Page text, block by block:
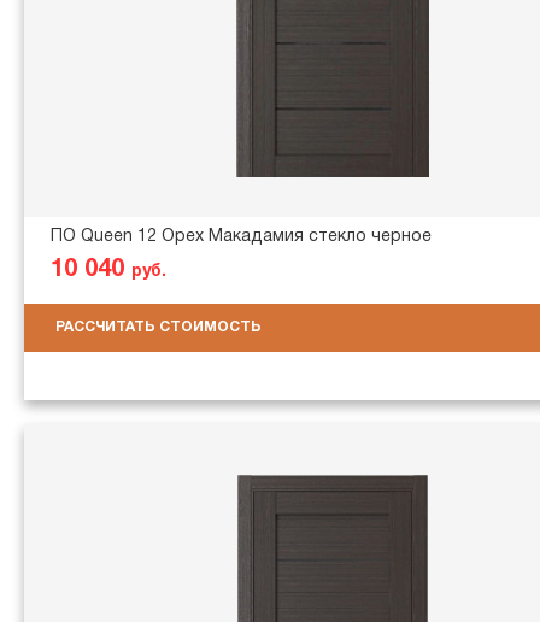
ПО Queen 12 Орех Макадамия стекло черное
10 040 руб.
РАССЧИТАТЬ СТОИМОСТЬ